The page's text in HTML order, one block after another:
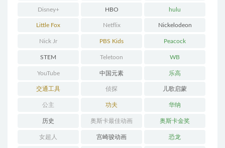
Disney+ HBO hulu
Little Fox Netflix Nickelodeon
Nick Jr PBS Kids Peacock
STEM Teletoon WB
YouTube 中国元素 乐高
交通工具 侦探 儿歌启蒙
公主 功夫 华纳
历史 奥斯卡最佳动画 奥斯卡金奖
女超人 宫崎骏动画 恐龙